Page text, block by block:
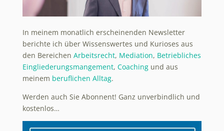
In meinem monatlich erscheinenden Newsletter
berichte ich über Wissenswertes und Kurioses aus
den Bereichen Arbeitsrecht, Mediation, Betriebliches
Eingliederungsmangement, Coachingund aus
meinem beruflichen Alltag.
Werden auch Sie Abonnent! Ganz unverbindlich und
kostenlos…